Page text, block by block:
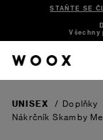
STAŇTE SE
Všechny
UNISEX / Doplňky
Nákrčník Skamby